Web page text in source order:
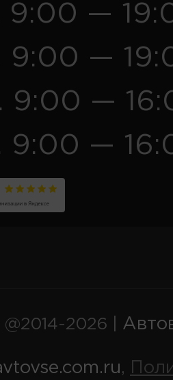
9:00 —
9:00 —
9:00 —
9:00 —
2026 |
,